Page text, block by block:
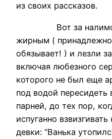
из своих рассказов.
Вот за налимом
жирным (
обязывает! ) и лезли
включая любезного
которого не был еще
под водой пересидеть
парней, до тех пор,
испуганно
девки: “Ванька